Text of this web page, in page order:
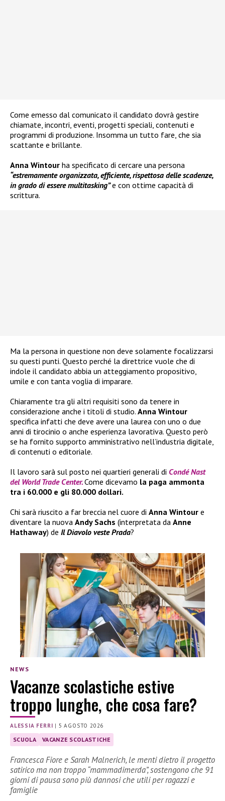
Come emesso dal comunicato il candidato dovrà gestire
chiamate, incontri, eventi, progetti speciali, contenuti e
programmi di produzione. Insomma un tutto fare, che sia
scattante e brillante.
Anna Wintour ha specificato di cercare una persona
“estremamente organizzata, efficiente, rispettosa delle scadenze,
in grado di essere multitasking”e con ottime capacità di
scrittura.
Ma la persona in questione non deve solamente focalizzarsi
su questi punti. Questo perché la direttrice vuole che di
indole il candidato abbia un atteggiamento propositivo,
umile e con tanta voglia di imparare.
Chiaramente tra gli altri requisiti sono da tenere in
considerazione anche i titoli di studio. Anna Wintour
specifica infatti che deve avere una laurea con uno o due
anni di tirocinio o anche esperienza lavorativa. Questo però
se ha fornito supporto amministrativo nell’industria digitale,
di contenuti o editoriale.
Il lavoro sarà sul posto nei quartieri generali di Condé Nast
del World Trade Center.Come dicevamo la paga ammonta
tra i 60.000 e gli 80.000 dollari.
Chi sarà riuscito a far breccia nel cuore di Anna Wintour e
diventare la nuova Andy Sachs (interpretata da Anne
Hathaway) de Il Diavolo veste Prada?
NEWS
Vacanze scolastiche estive
troppo lunghe, che cosa fare?
ALESSIA FERRI | 5 AGOSTO 2026
SCUOLA VACANZE SCOLASTICHE
Francesca Fiore e Sarah Malnerich, le menti dietro il progetto
satirico ma non troppo “mammadimerda”, sostengono che 91
giorni di pausa sono più dannosi che utili per ragazzi e
famiglie